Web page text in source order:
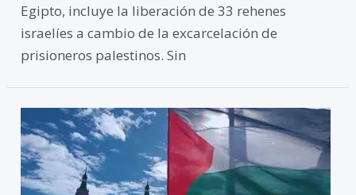
Egipto, incluye la liberación de 33 rehenes
israelíes a cambio de la excarcelación de
prisioneros palestinos. Sin
Tres
Países
Europeos
Listos